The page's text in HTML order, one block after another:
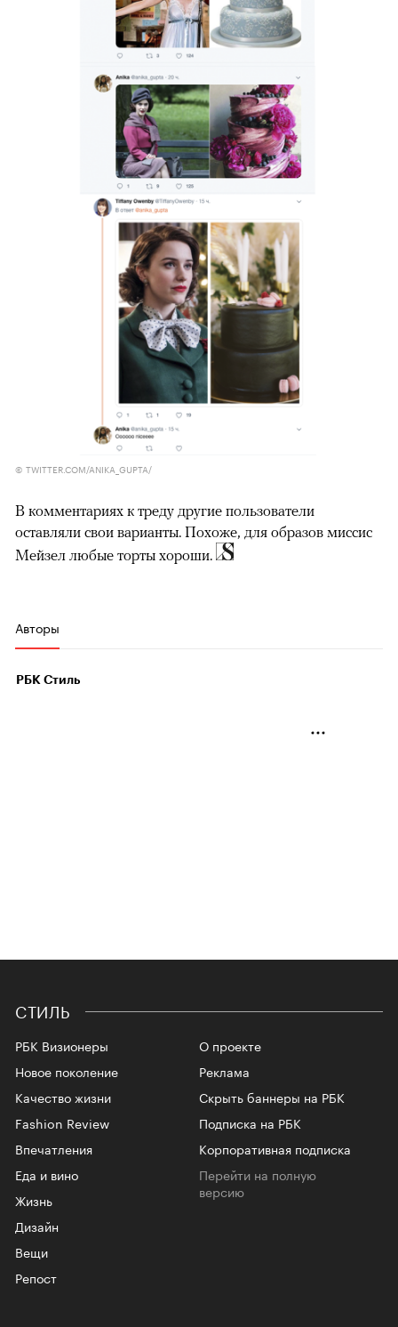
© TWITTER.COM/ANIKA_GUPTA/
В комментариях к треду другие пользователи
оставляли свои варианты. Похоже, для образов миссис
Мейзел любые торты хороши.
Авторы
РБК Стиль
СТИЛЬ
РБК Визионеры
Новое поколение
Качество жизни
Fashion Review
Впечатления
Еда и вино
Жизнь
Дизайн
Вещи
Репост
О проекте
Реклама
Скрыть баннеры на РБК
Подписка на РБК
Корпоративная подписка
Перейти на полную
версию